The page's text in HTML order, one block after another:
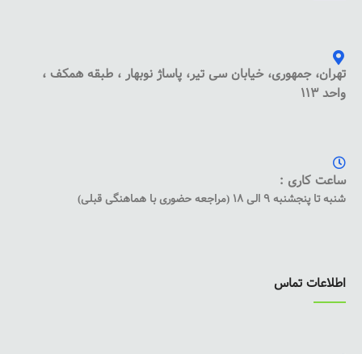
تهران، جمهوری، خیابان سی تیر، پاساژ نوبهار ، طبقه همکف ،
واحد 113
ساعت کاری :
شنبه تا پنجشنبه 9 الی 18 (مراجعه حضوری با هماهنگی قبلی)
اطلاعات تماس